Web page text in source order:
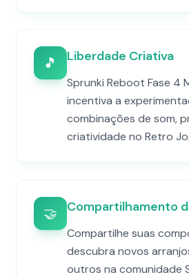
🎵 Liberdade Criativa
Sprunki Reboot Fase 4
incentiva a
combinações de som,
criatividade no Retro
🤝 Compartilhamento
Compartilhe suas
descubra novos
outros na comunidade